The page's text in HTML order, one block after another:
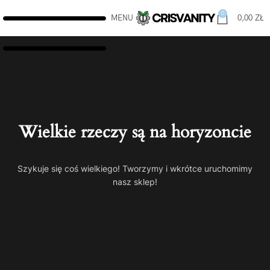
MENU 0 0,00 ZŁ
Wielkie rzeczy są na horyzoncie
Szykuje się coś wielkiego! Tworzymy i wkrótce uruchomimy
nasz sklep!